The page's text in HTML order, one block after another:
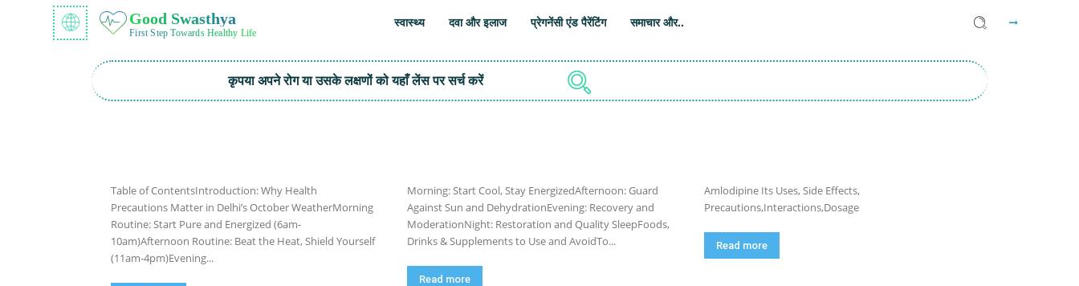
Good Swasthya
First Step Towards Healthy Life
स्वास्थ्य दवा और इलाज प्रेगनेंसी एंड पैरेंटिंग समाचार और..
कृपया अपने रोग या उसके लक्षणों को यहाँ लेंस पर सर्च करें
Table of ContentsIntroduction: Why Health
Precautions Matter in Delhi’s October WeatherMorning
Routine: Start Pure and Energized (6am-
10am)Afternoon Routine: Beat the Heat, Shield Yourself
(11am-4pm)Evening...
Morning: Start Cool, Stay EnergizedAfternoon: Guard
Against Sun and DehydrationEvening: Recovery and
ModerationNight: Restoration and Quality SleepFoods,
Drinks & Supplements to Use and AvoidTo...
Read more
Amlodipine Its Uses, Side Effects,
Precautions,Interactions,Dosage
Read more